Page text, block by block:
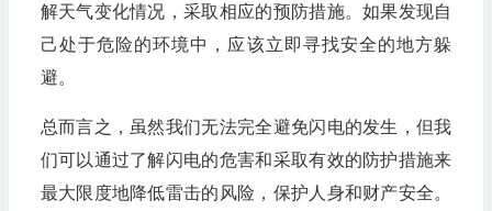
解天气变化情况，采取相应的预防措施。如果发现自
己处于危险的环境中，应该立即寻找安全的地方躲
避。
总而言之，虽然我们无法完全避免闪电的发生，但我
们可以通过了解闪电的危害和采取有效的防护措施来
最大限度地降低雷击的风险，保护人身和财产安全。